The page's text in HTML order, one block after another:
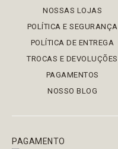
NOSSAS LOJAS
POLÍTICA E SEGURANÇA
POLÍTICA DE ENTREGA
TROCAS E DEVOLUÇÕES
PAGAMENTOS
NOSSO BLOG
PAGAMENTO